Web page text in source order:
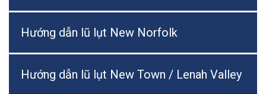
Hướng dẫn lũ lụt New Norfolk
Hướng dẫn lũ lụt New Town / Lenah Valley